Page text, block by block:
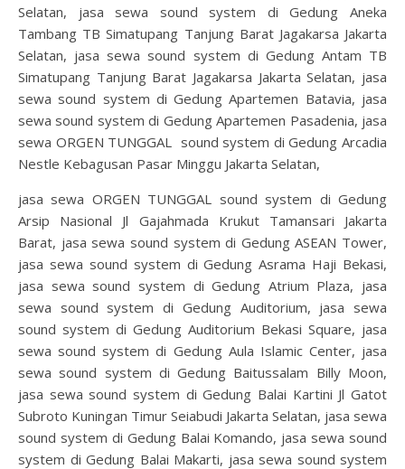
Selatan, jasa sewa sound system di Gedung Aneka
Tambang TB Simatupang Tanjung Barat Jagakarsa Jakarta
Selatan, jasa sewa sound system di Gedung Antam TB
Simatupang Tanjung Barat Jagakarsa Jakarta Selatan, jasa
sewa sound system di Gedung Apartemen Batavia, jasa
sewa sound system di Gedung Apartemen Pasadenia, jasa
sewa ORGEN TUNGGAL sound system di Gedung Arcadia
Nestle Kebagusan Pasar Minggu Jakarta Selatan,
jasa sewa ORGEN TUNGGAL sound system di Gedung
Arsip Nasional Jl Gajahmada Krukut Tamansari Jakarta
Barat, jasa sewa sound system di Gedung ASEAN Tower,
jasa sewa sound system di Gedung Asrama Haji Bekasi,
jasa sewa sound system di Gedung Atrium Plaza, jasa
sewa sound system di Gedung Auditorium, jasa sewa
sound system di Gedung Auditorium Bekasi Square, jasa
sewa sound system di Gedung Aula Islamic Center, jasa
sewa sound system di Gedung Baitussalam Billy Moon,
jasa sewa sound system di Gedung Balai Kartini Jl Gatot
Subroto Kuningan Timur Seiabudi Jakarta Selatan, jasa sewa
sound system di Gedung Balai Komando, jasa sewa sound
system di Gedung Balai Makarti, jasa sewa sound system